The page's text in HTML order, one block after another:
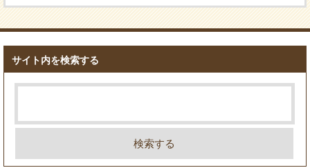
サイト内を検索する